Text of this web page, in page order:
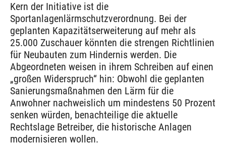
Kern der Initiative ist die
Sportanlagenlärmschutzverordnung. Bei der
geplanten Kapazitätserweiterung auf mehr als
25.000 Zuschauer könnten die strengen Richtlinien
für Neubauten zum Hindernis werden. Die
Abgeordneten weisen in ihrem Schreiben auf einen
„großen Widerspruch“ hin: Obwohl die geplanten
Sanierungsmaßnahmen den Lärm für die
Anwohner nachweislich um mindestens 50 Prozent
senken würden, benachteilige die aktuelle
Rechtslage Betreiber, die historische Anlagen
modernisieren wollen.